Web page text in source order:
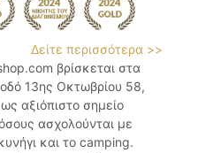
Δείτε περισσότερα >>
βρίσκεται στα
13ης Οκτωβρίου 58,
ως αξιόπιστο σημείο
ασχολούνται με
και το camping.